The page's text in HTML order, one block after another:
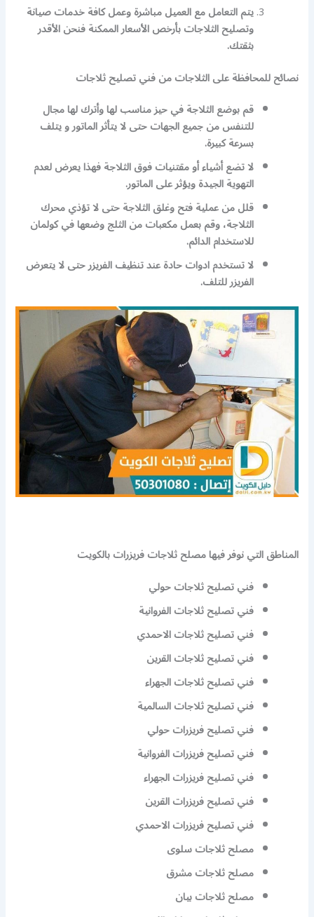
يتم التعامل مع العميل مباشرة وعمل كافة خدمات صيانة
وتصليح الثلاجات بأرخص الأسعار الممكنة فنحن الأقدر
بثقتك.
نصائح للمحافظة على الثلاجات من فني تصليح ثلاجات
قم بوضع الثلاجة في حيز مناسب لها وأترك لها مجال
للتنفس من جميع الجهات حتى لا يتأثر الماتور و يتلف
بسرعة كبيرة.
لا تضع أشياء أو مقتنيات فوق الثلاجة فهذا يعرض لعدم
التهوية الجيدة ويؤثر على الماتور.
قلل من عملية فتح وغلق الثلاجة حتى لا تؤذي محرك
الثلاجة، وقم بعمل مكعبات من الثلج وضعها في كولمان
للاستخدام الدائم.
لا تستخدم ادوات حادة عند تنظيف الفريزر حتى لا يتعرض
الفريزر للتلف.
المناطق التي نوفر فيها مصلح ثلاجات فريزرات بالكويت
فني تصليح ثلاجات حولي
فني تصليح ثلاجات الفروانية
فني تصليح ثلاجات الاحمدي
فني تصليح ثلاجات القرين
فني تصليح ثلاجات الجهراء
فني تصليح ثلاجات السالمية
فني تصليح فريزرات حولي
فني تصليح فريزرات الفروانية
فني تصليح فريزرات الجهراء
فني تصليح فريزرات القرين
فني تصليح فريزرات الاحمدي
مصلح ثلاجات سلوى
مصلح ثلاجات مشرق
مصلح ثلاجات بيان